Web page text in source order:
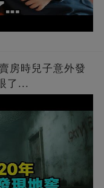
房時兒子意外發
了...